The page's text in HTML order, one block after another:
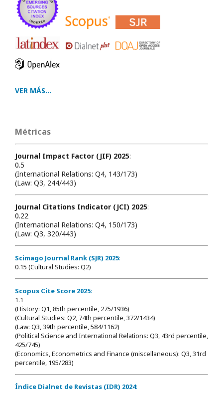
VER MÁS...
Métricas
Journal Impact Factor (JIF) 2025:
0.5
(International Relations: Q4, 143/173)
(Law: Q3, 244/443)
Journal Citations Indicator (JCI) 2025:
0.22
(International Relations: Q4, 150/173)
(Law: Q3, 320/443)
Scimago Journal Rank (SJR) 2025:
0.15 (Cultural Studies: Q2)
Scopus Cite Score 2025:
1.1
(History: Q1, 85th percentile, 275/1936)
(Cultural Studies: Q2, 74th percentile, 372/1434)
(Law: Q3, 39th percentile, 584/1162)
(Political Science and International Relations: Q3, 43rd percentile,
425/745)
(Economics, Econometrics and Finance (miscellaneous): Q3, 31rd
percentile, 195/283)
Índice Dialnet de Revistas (IDR) 2024: